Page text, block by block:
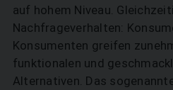
auf hohem Niveau.
Nachfrageverhalten:
Konsumenten greifen
funktionalen und
Alternativen. Das